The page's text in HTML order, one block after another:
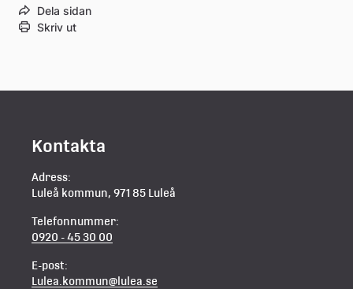
Dela sidan
Skriv ut
Kontakta
Adress:
Luleå kommun, 971 85 Luleå
Telefonnummer:
0920 - 45 30 00
E-post:
Lulea.kommun@lulea.se